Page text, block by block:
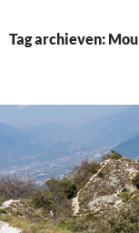
INHOUD
Tag archieven: Mou